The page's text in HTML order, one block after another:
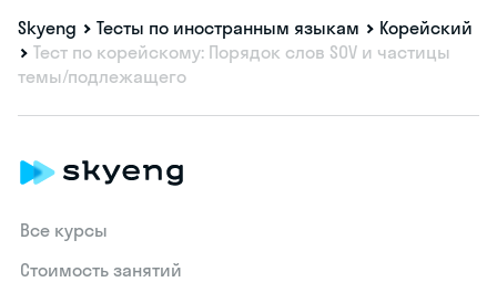
Skyeng Тесты по иностранным языкам
Корейский
Тест по корейскому: Порядок слов SOV и частицы
темы/подлежащего
Все курсы
Стоимость занятий